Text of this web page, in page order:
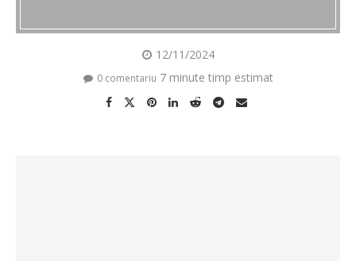
12/11/2024
0 comentariu 7 minute timp estimat